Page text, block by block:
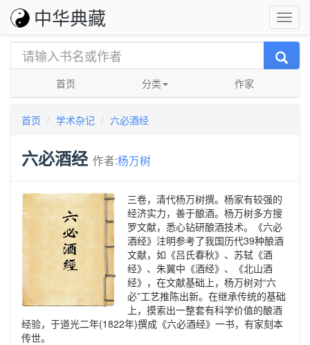
中华典藏
首页 分类 作家
首页 学术杂记 六必酒经
六必酒经 作者:杨万树
三卷，清代杨万树撰。杨家有较强的
经济实力，善于酿酒。杨万树多方搜
罗文献，悉心钻研酿酒技术。《六必
酒经》注明参考了我国历代39种酿酒
文献，如《吕氏春秋》、苏轼《酒
经》、朱翼中《酒经》、《北山酒
经》，在文献基础上，杨万树对“六
必”工艺推陈出新。在继承传统的基础
上，摸索出一整套有科学价值的酿酒
经验，于道光二年(1822年)撰成《六必酒经》一书，有家刻本
传世。